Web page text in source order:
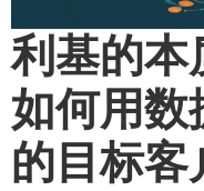
利基的本
如何用数
的目标客